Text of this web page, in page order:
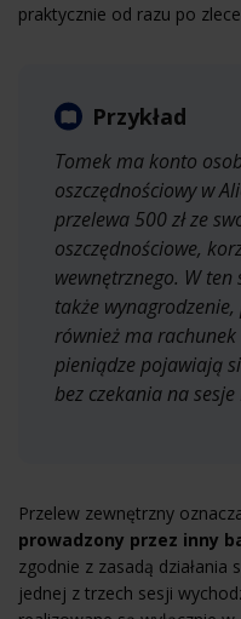
praktycznie od razu po
Przykład
Tomek ma konto
oszczędnościowy w
przelewa 500 zł ze
oszczędnościowe,
wewnętrznego. W
także
również ma
pieniądze pojawiają
bez czekania na sesje
Przelew zewnętrzny
prowadzony przez inny
zgodnie z zasadą działania
jednej z trzech sesji